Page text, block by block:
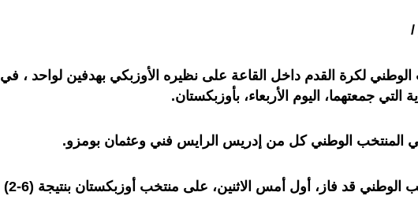
/
الوطني لكرة القدم داخل القاعة على نظيره الأوزبكي بهدفين لواحد ، في
التي جمعتهما، اليوم الأربعاء، بأوزبكستان.
الوطني كل من إدريس الرايس فني وعثمان بومزو.
الوطني قد فاز، أول أمس الاثنين، على منتخب أوزبكستان بنتيجة (6-2) .